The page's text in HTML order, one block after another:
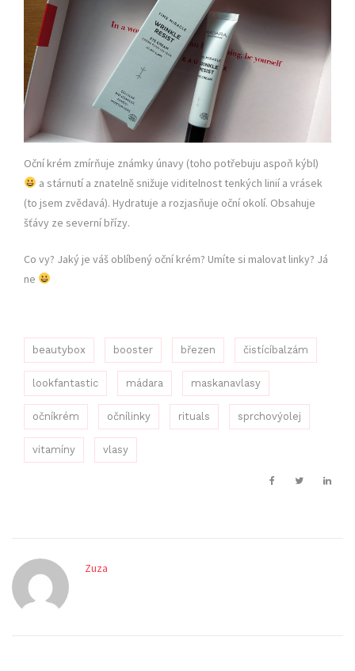
Oční krém zmírňuje známky únavy (toho potřebuju aspoň kýbl)
a stárnutí a znatelně snižuje viditelnost tenkých linií a vrásek
(to jsem zvědavá). Hydratuje a rozjasňuje oční okolí. Obsahuje
šťávy ze severní břízy.
Co vy? Jaký je váš oblíbený oční krém? Umíte si malovat linky? Já
ne
beautybox booster březen čistícíbalzám
lookfantastic mádara maskanavlasy
očníkrém očnílinky rituals sprchovýolej
vitamíny vlasy
Zuza